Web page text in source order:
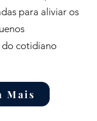
para aliviar os
do cotidiano
Mais